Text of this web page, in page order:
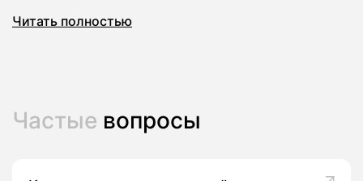
интернет Ростелеком
скоростью до сотен мегабит в секунду, а на ряде
адресов - до 800-1000 Мбит/с, что подходит для
Читать полностью
Частые вопросы